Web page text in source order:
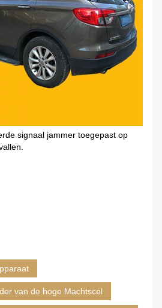
signaal jammer toegepast op
van de hoge Machtscel